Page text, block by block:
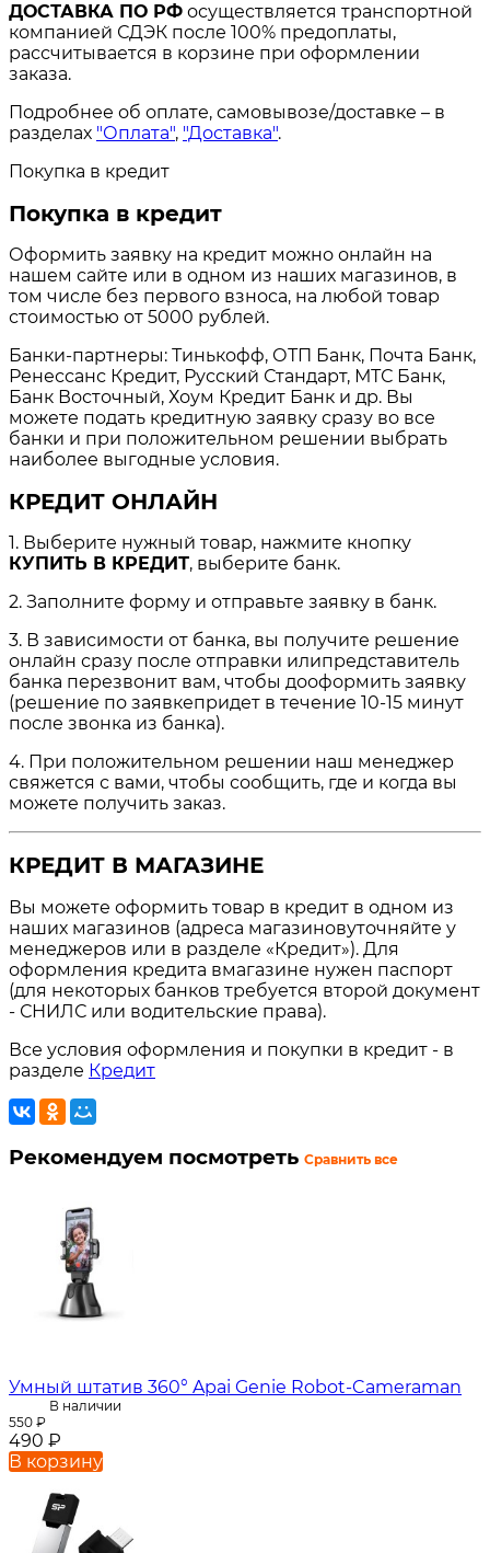
ДОСТАВКА ПО РФ осуществляется транспортной
компанией СДЭК после 100% предоплаты,
рассчитывается в корзине при оформлении
заказа.
Подробнее об оплате, самовывозе/доставке – в
разделах "Оплата", "Доставка".
Покупка в кредит
Покупка в кредит
Оформить заявку на кредит можно онлайн на
нашем сайте или в одном из наших магазинов, в
том числе без первого взноса, на любой товар
стоимостью от 5000 рублей.
Банки-партнеры: Тинькофф, ОТП Банк, Почта Банк,
Ренессанс Кредит, Русский Стандарт, МТС Банк,
Банк Восточный, Хоум Кредит Банк и др. Вы
можете подать кредитную заявку сразу во все
банки и при положительном решении выбрать
наиболее выгодные условия.
КРЕДИТ ОНЛАЙН
1. Выберите нужный товар, нажмите кнопку
КУПИТЬ В КРЕДИТ, выберите банк.
2. Заполните форму и отправьте заявку в банк.
3. В зависимости от банка, вы получите решение
онлайн сразу после отправки илипредставитель
банка перезвонит вам, чтобы дооформить заявку
(решение по заявкепридет в течение 10-15 минут
после звонка из банка).
4. При положительном решении наш менеджер
свяжется с вами, чтобы сообщить, где и когда вы
можете получить заказ.
КРЕДИТ В МАГАЗИНЕ
Вы можете оформить товар в кредит в одном из
наших магазинов (адреса магазиновуточняйте у
менеджеров или в разделе «Кредит»). Для
оформления кредита вмагазине нужен паспорт
(для некоторых банков требуется второй документ
- СНИЛС или водительские права).
Все условия оформления и покупки в кредит - в
разделе Кредит
Рекомендуем посмотреть Сравнить все
Умный штатив 360° Apai Genie Robot-Cameraman
В наличии
550 ₽
490 ₽
В корзину